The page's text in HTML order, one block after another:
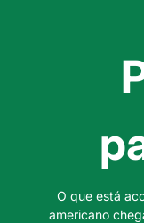
O que está
americano